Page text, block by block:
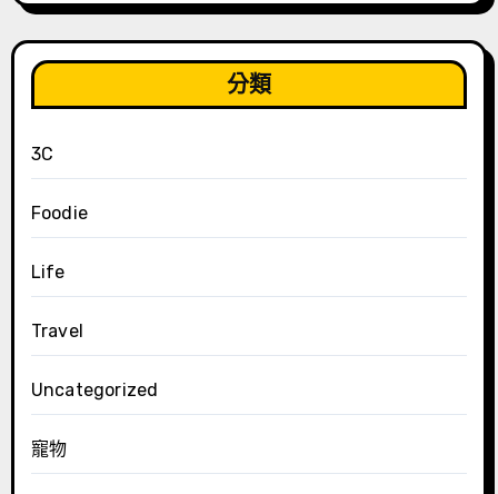
分類
3C
Foodie
Life
Travel
Uncategorized
寵物